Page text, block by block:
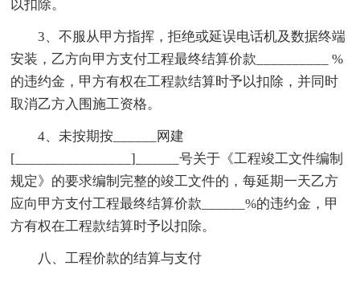
以扣除。
3、不服从甲方指挥，拒绝或延误电话机及数据终端
安装，乙方向甲方支付工程最终结算价款__________ %
的违约金，甲方有权在工程款结算时予以扣除，并同时
取消乙方入围施工资格。
4、未按期按______网建
[________________]______号关于《工程竣工文件编制
规定》的要求编制完整的竣工文件的，每延期一天乙方
应向甲方支付工程最终结算价款______%的违约金，甲
方有权在工程款结算时予以扣除。
八、工程价款的结算与支付